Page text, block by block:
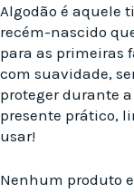
Algodão é aquele
recém-nascido
para as primeiras
com suavidade,
proteger durante
presente prático,
usar!
Nenhum produto